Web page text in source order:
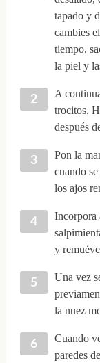
tapado y
cambies
tiempo,
la piel y
A
trocitos.
después
Pon la
cuando
los ajos
Incorpora
y
Una vez
la nuez
Cuando
paredes